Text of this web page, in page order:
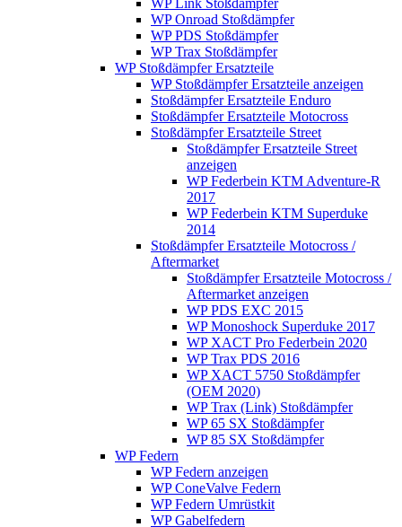
WP Onroad Stoßdämpfer
WP PDS Stoßdämpfer
WP Trax Stoßdämpfer
WP Stoßdämpfer Ersatzteile
WP Stoßdämpfer Ersatzteile anzeigen
Stoßdämpfer Ersatzteile Enduro
Stoßdämpfer Ersatzteile Motocross
Stoßdämpfer Ersatzteile Street
Stoßdämpfer Ersatzteile Street
anzeigen
WP Federbein KTM Adventure-R
2017
WP Federbein KTM Superduke
2014
Stoßdämpfer Ersatzteile Motocross /
Aftermarket
Stoßdämpfer Ersatzteile Motocross /
Aftermarket anzeigen
WP PDS EXC 2015
WP Monoshock Superduke 2017
WP XACT Pro Federbein 2020
WP Trax PDS 2016
WP XACT 5750 Stoßdämpfer
(OEM 2020)
WP Trax (Link) Stoßdämpfer
WP 65 SX Stoßdämpfer
WP 85 SX Stoßdämpfer
WP Federn
WP Federn anzeigen
WP ConeValve Federn
WP Federn Umrüstkit
WP Gabelfedern